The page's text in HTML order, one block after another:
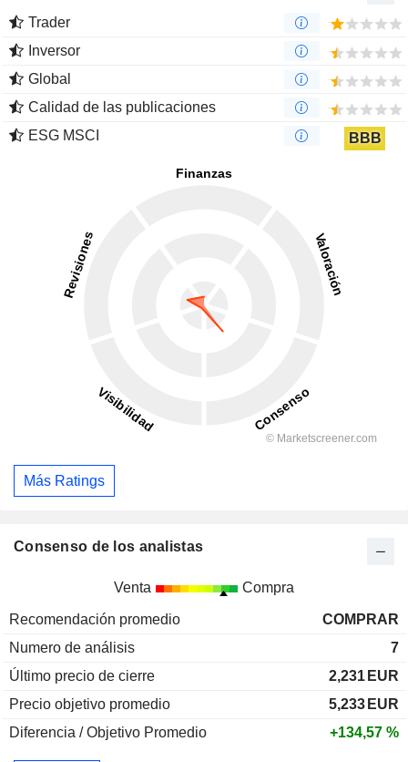
Trader
Inversor
Global
Calidad de las publicaciones
ESG MSCI
BBB
Más Ratings
Consenso de los analistas
Venta Compra
Recomendación promedio
COMPRAR
Numero de análisis
7
Último precio de cierre
2,231 EUR
Precio objetivo promedio
5,233 EUR
Diferencia / Objetivo Promedio
+134,57 %